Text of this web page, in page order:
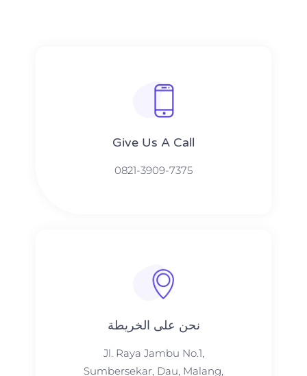
Give Us A Call​​
0821-3909-7375
نحن على الخريطة
Jl. Raya Jambu No.1,
Sumbersekar, Dau, Malang,